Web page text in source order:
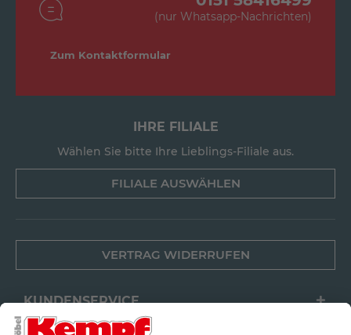
(nur Whatsapp-Nachrichten)
Zum Kontaktformular
IHRE FILIALE
Wählen Sie bitte Ihre Lieblings-Filiale aus.
FILIALE AUSWÄHLEN
VERTRAG WIDERRUFEN
KUNDENSERVICE